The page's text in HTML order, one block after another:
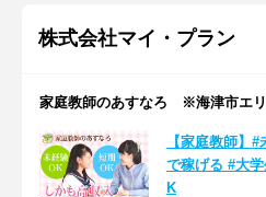
株式会社マイ・プラン
家庭教師のあすなろ ※海津市エ
【家庭教師】
で稼げる #大
K